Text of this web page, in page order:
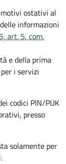
ostativi al
informazioni
art. 5, com.
e della prima
i servizi
codici PIN/PUK
presso
solamente per